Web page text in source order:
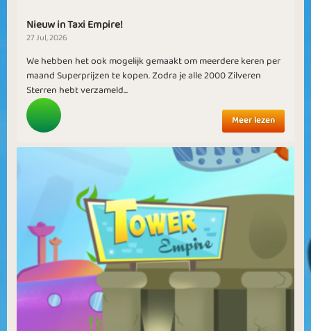
Nieuw in Taxi Empire!
27 Jul, 2026
We hebben het ook mogelijk gemaakt om meerdere keren per
maand Superprijzen te kopen. Zodra je alle 2000 Zilveren
Sterren hebt verzameld...
Meer lezen